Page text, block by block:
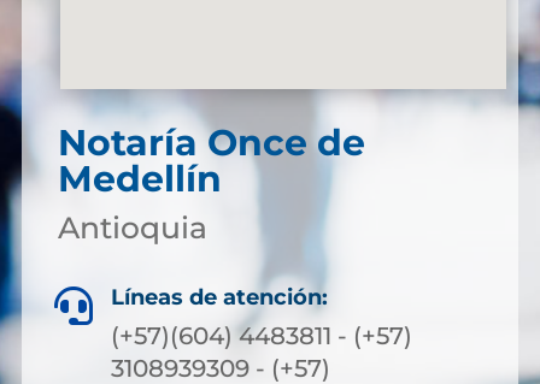
Notaría Once de
Medellín
Antioquia
 Líneas de atención:
(+57)(604) 4483811 - (+57)
3108939309 - (+57)